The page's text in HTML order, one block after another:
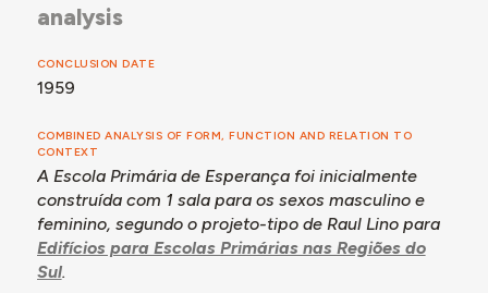
analysis
CONCLUSION DATE
1959
COMBINED ANALYSIS OF FORM, FUNCTION AND RELATION TO
CONTEXT
A Escola Primária de Esperança foi inicialmente
construída com 1 sala para os sexos masculino e
feminino, segundo o projeto-tipo de Raul Lino para
Edifícios para Escolas Primárias nas Regiões do
Sul.